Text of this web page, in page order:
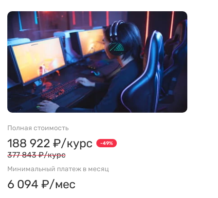
Полная стоимость
377 843 ₽/курс
188 922 ₽/курс -49%
Минимальный платеж в месяц
6 094 ₽/мес